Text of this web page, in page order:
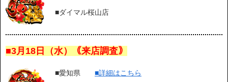
■ダイマル桜山店
■3月18日（水）｟来店調査｠
■愛知県 ■詳細はこちら